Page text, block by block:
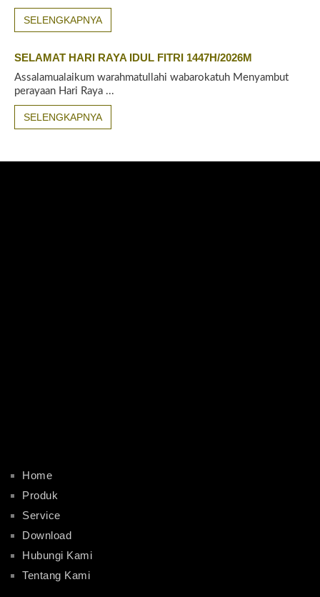
SELENGKAPNYA
SELAMAT HARI RAYA IDUL FITRI 1447H/2026M
Assalamualaikum warahmatullahi wabarokatuh Menyambut
perayaan Hari Raya ...
SELENGKAPNYA
Home
Produk
Service
Download
Hubungi Kami
Tentang Kami